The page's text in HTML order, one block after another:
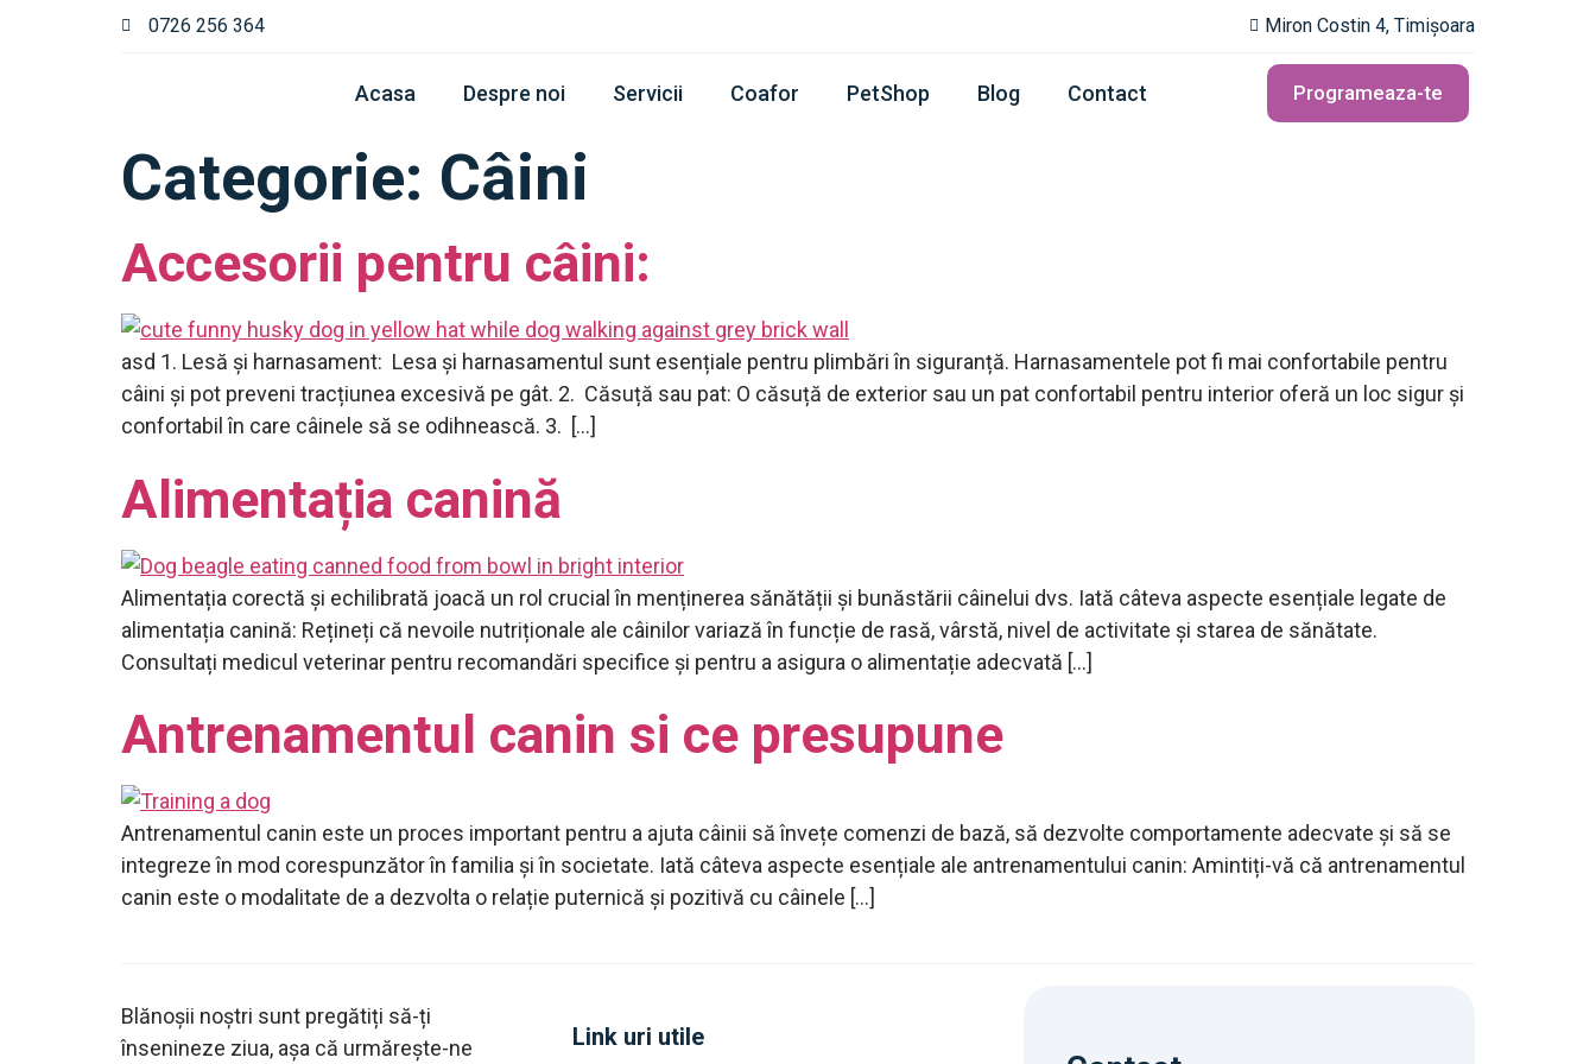
0726 256 364 Miron Costin 4, Timișoara
Acasa Despre noi Servicii Coafor PetShop Blog Contact Programeaza-te
Categorie: Câini
Accesorii pentru câini:
asd 1. Lesă și harnasament: Lesa și harnasamentul sunt esențiale pentru plimbări în siguranță. Harnasamentele pot fi mai confortabile pentru
câini și pot preveni tracțiunea excesivă pe gât. 2. Căsuță sau pat: O căsuță de exterior sau un pat confortabil pentru interior oferă un loc sigur și
confortabil în care câinele să se odihnească. 3. […]
Alimentația canină
Alimentația corectă și echilibrată joacă un rol crucial în menținerea sănătății și bunăstării câinelui dvs. Iată câteva aspecte esențiale legate de
alimentația canină: Rețineți că nevoile nutriționale ale câinilor variază în funcție de rasă, vârstă, nivel de activitate și starea de sănătate.
Consultați medicul veterinar pentru recomandări specifice și pentru a asigura o alimentație adecvată […]
Antrenamentul canin si ce presupune
Antrenamentul canin este un proces important pentru a ajuta câinii să învețe comenzi de bază, să dezvolte comportamente adecvate și să se
integreze în mod corespunzător în familia și în societate. Iată câteva aspecte esențiale ale antrenamentului canin: Amintiți-vă că antrenamentul
canin este o modalitate de a dezvolta o relație puternică și pozitivă cu câinele […]
Blănoșii noștri sunt pregătiți să-ți
însenineze ziua, așa că urmărește-ne
Link uri utile